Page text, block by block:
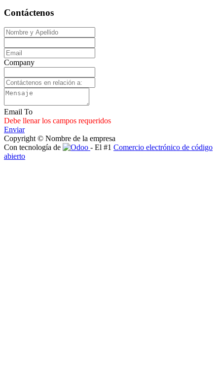
Contáctenos
Company
Email To
Debe llenar los campos requeridos
Enviar
Copyright © Nombre de la empresa
Con tecnología de
- El #1 Comercio electrónico de código
abierto